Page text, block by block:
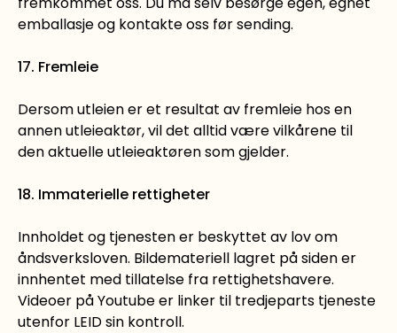
emballasje og kontakte oss før sending.
17. Fremleie
Dersom utleien er et resultat av fremleie hos en
annen utleieaktør, vil det alltid være vilkårene til
den aktuelle utleieaktøren som gjelder.
18. Immaterielle rettigheter
Innholdet og tjenesten er beskyttet av lov om
åndsverksloven. Bildemateriell lagret på siden er
innhentet med tillatelse fra rettighetshavere.
Videoer på Youtube er linker til tredjeparts tjeneste
utenfor LEID sin kontroll.